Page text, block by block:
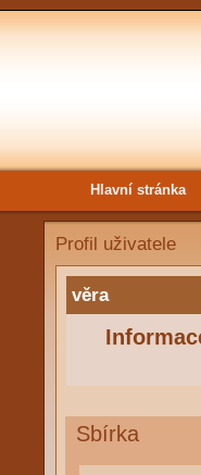
Hlavní stránka
Profil uživatele
věra
Sbírka